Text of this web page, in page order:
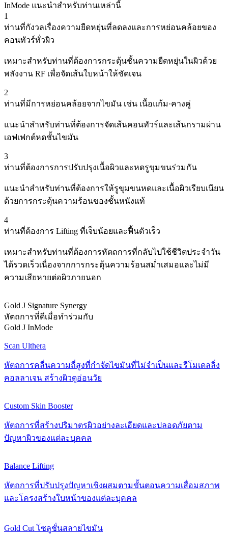
InMode แนะนำสำหรับท่านเหล่านี้
1
ท่านที่กังวลเรื่องความยืดหยุ่นที่ลดลงและการหย่อนคล้อยของ
คอนทัวร์ทั่วผิว
เหมาะสำหรับท่านที่ต้องการกระตุ้นชั้นความยืดหยุ่นในผิวด้วย
พลังงาน RF เพื่อจัดเส้นใบหน้าให้ชัดเจน
2
ท่านที่มีการหย่อนคล้อยจากไขมัน เช่น เนื้อแก้ม·คางคู่
แนะนำสำหรับท่านที่ต้องการจัดเส้นคอนทัวร์และเส้นกรามผ่าน
เอฟเฟกต์หดชั้นไขมัน
3
ท่านที่ต้องการการปรับปรุงเนื้อผิวและหดรูขุมขนร่วมกัน
แนะนำสำหรับท่านที่ต้องการให้รูขุมขนหดและเนื้อผิวเรียบเนียน
ด้วยการกระตุ้นความร้อนของชั้นหนังแท้
4
ท่านที่ต้องการ Lifting ที่เจ็บน้อยและฟื้นตัวเร็ว
เหมาะสำหรับท่านที่ต้องการหัตถการที่กลับไปใช้ชีวิตประจำวัน
ได้รวดเร็วเนื่องจากการกระตุ้นความร้อนสม่ำเสมอและไม่มี
ความเสียหายต่อผิวภายนอก
Gold J Signature Synergy
หัตถการที่ดีเมื่อทำร่วมกับ
Gold J InMode
Scan Ulthera
หัตถการคลื่นความถี่สูงที่กำจัดไขมันที่ไม่จำเป็นและรีโมเดลลิ่ง
คอลลาเจน สร้างผิวดูอ่อนวัย
Custom Skin Booster
หัตถการที่สร้างปริมาตรผิวอย่างละเอียดและปลอดภัยตาม
ปัญหาผิวของแต่ละบุคคล
Balance Lifting
หัตถการที่ปรับปรุงปัญหาเชิงผสมตามขั้นตอนความเสื่อมสภาพ
และโครงสร้างใบหน้าของแต่ละบุคคล
Gold Cut โซลูชั่นสลายไขมัน